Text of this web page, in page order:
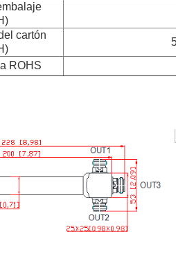
cartón
ROHS